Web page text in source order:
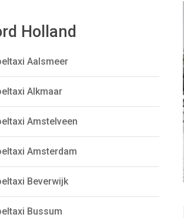
Holland
Aalsmeer
Alkmaar
Amstelveen
Amsterdam
Beverwijk
Bussum